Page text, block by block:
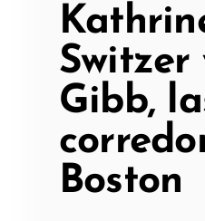
Switzer
Gibb,
Boston